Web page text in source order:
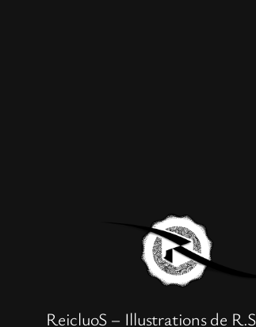
ReicluoS – Illustrations de